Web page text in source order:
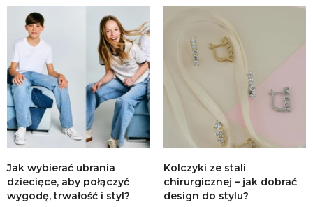
Jak wybierać ubrania
dziecięce, aby połączyć
wygodę, trwałość i styl?
Kolczyki ze stali
chirurgicznej – jak dobrać
design do stylu?